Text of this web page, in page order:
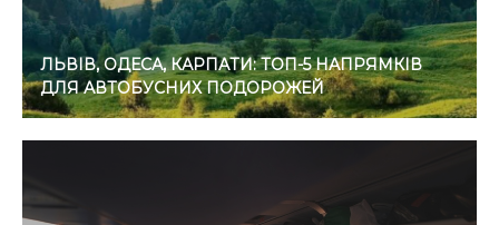
ЛЬВІВ, ОДЕСА, КАРПАТИ: ТОП-5 НАПРЯМКІВ
ДЛЯ АВТОБУСНИХ ПОДОРОЖЕЙ